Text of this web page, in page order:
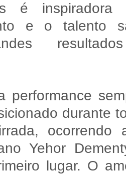
é
e o talento
performance
durante
ocorrendo
Yehor
lugar. O